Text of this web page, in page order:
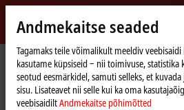
Beckhoff
-
New
Automation
Technology
Avaleht Ettevõte
Uudised
SPS 2025, Day 2: Beckhoff Live + Interactive,
Andmekaitse seaded
Tagamaks teile võimalikult meeldiv
kasutame küpsiseid ‒ nii toimivuse, statistika
seotud eesmärkidel, samuti selleks, et
sisu. Lisateavet nii selle kui ka oma
veebisaidiltAndmekaitse põhimõtted